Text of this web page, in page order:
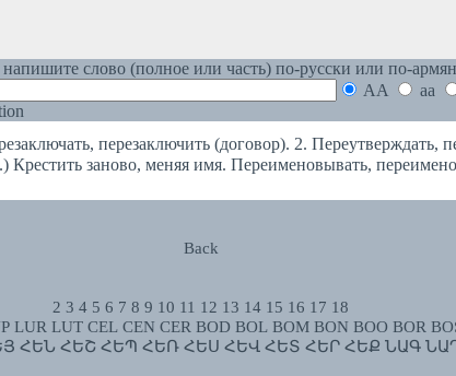
слово (полное или часть) по-русски или по-
AA aa
перезаключить (договор). 2. Переутверждать,
Крестить заново, меняя имя. Переименовывать,
Back
2 3 4 5 6 7 8 9 10 11 12 13 14 15 16 17 18
LUR LUT CEL CEN CER BOD BOL BOM BON BOO BOR
ՀԵՆ ՀԵՇ ՀԵՊ ՀԵՌ ՀԵՍ ՀԵՎ ՀԵՏ ՀԵՐ ՀԵՔ ՆԱԳ